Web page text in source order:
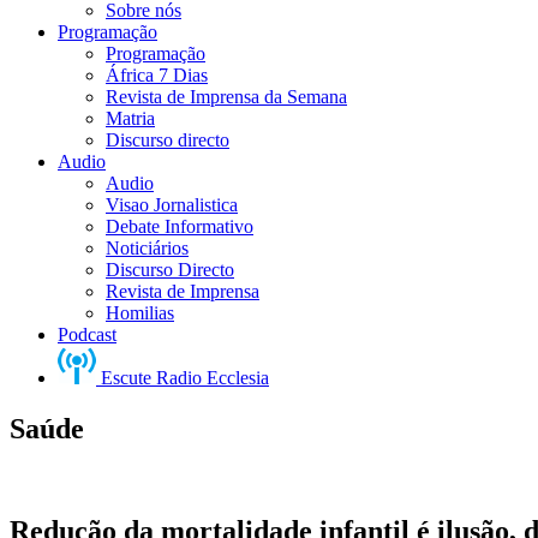
Sobre nós
Programação
Programação
África 7 Dias
Revista de Imprensa da Semana
Matria
Discurso directo
Audio
Audio
Visao Jornalistica
Debate Informativo
Noticiários
Discurso Directo
Revista de Imprensa
Homilias
Podcast
Escute Radio Ecclesia
Saúde
Redução da mortalidade infantil é ilusão,